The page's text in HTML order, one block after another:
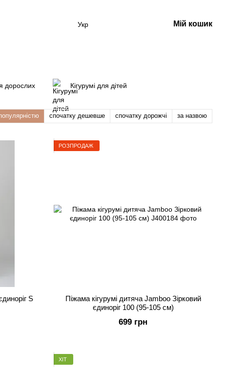
Укр Мій кошик
дорослих Кігурумі для дітей
спочатку дешевше спочатку дорожчі за назвою
S
РОЗПРОДАЖ
Піжама кігурумі дитяча Jamboo Зірковий
єдиноріг 100 (95-105 см)
699 грн
ХІТ